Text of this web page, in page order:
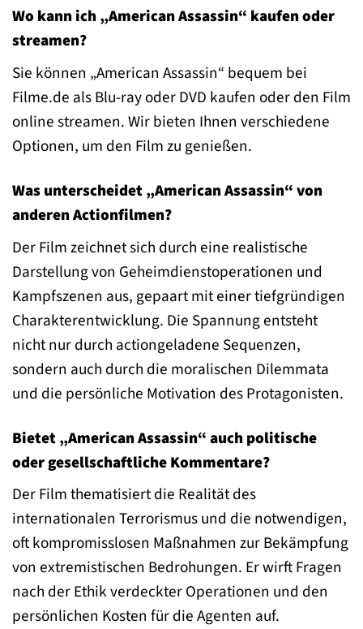
Wo kann ich „American Assassin“ kaufen oder
streamen?
Sie können „American Assassin“ bequem bei
Filme.de als Blu-ray oder DVD kaufen oder den Film
online streamen. Wir bieten Ihnen verschiedene
Optionen, um den Film zu genießen.
Was unterscheidet „American Assassin“ von
anderen Actionfilmen?
Der Film zeichnet sich durch eine realistische
Darstellung von Geheimdienstoperationen und
Kampfszenen aus, gepaart mit einer tiefgründigen
Charakterentwicklung. Die Spannung entsteht
nicht nur durch actiongeladene Sequenzen,
sondern auch durch die moralischen Dilemmata
und die persönliche Motivation des Protagonisten.
Bietet „American Assassin“ auch politische
oder gesellschaftliche Kommentare?
Der Film thematisiert die Realität des
internationalen Terrorismus und die notwendigen,
oft kompromisslosen Maßnahmen zur Bekämpfung
von extremistischen Bedrohungen. Er wirft Fragen
nach der Ethik verdeckter Operationen und den
persönlichen Kosten für die Agenten auf.